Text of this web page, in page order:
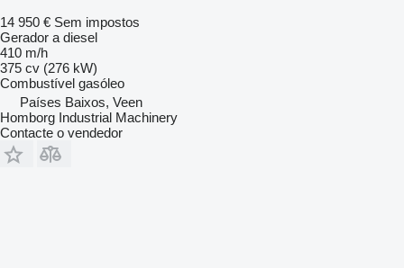
14 950 € Sem impostos
Gerador a diesel
410 m/h
375 cv (276 kW)
Combustível gasóleo
Países Baixos, Veen
Homborg Industrial Machinery
Contacte o vendedor